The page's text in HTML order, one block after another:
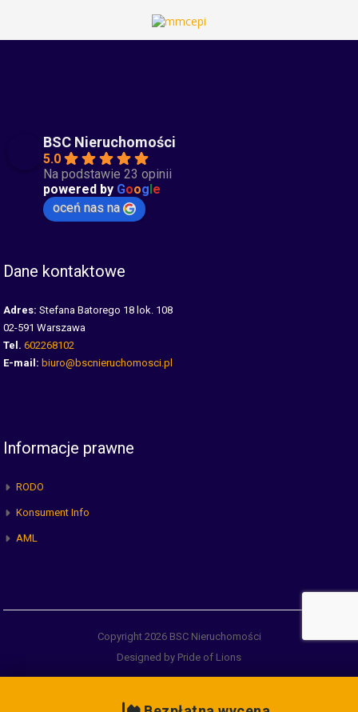
BSC Nieruchomości
5.0
Na podstawie 23 opinii
powered by Google
oceń nas na
Dane kontaktowe
Adres: Stefana Batorego 18 lok. 108
02-591 Warszawa
Tel. 602268102
E-mail: biuro@bscnieruchomosci.pl
Informacje prawne
RODO
Konsument Info
AML
Copyright 2026 BSC Nieruchomości
Designed by Pride of Lions